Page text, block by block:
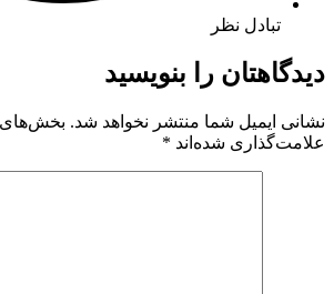
تبادل نظر
دیدگاهتان را بنویسید
نشانی ایمیل شما منتشر نخواهد شد. بخش‌های
علامت‌گذاری شده‌اند *